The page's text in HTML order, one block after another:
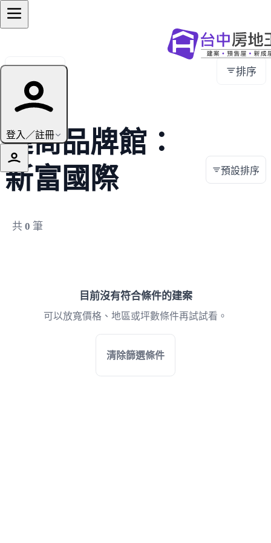
登入／註冊
排序
建商品牌館：
新富國際
共 0 筆
預設排序
目前沒有符合條件的建案
可以放寬價格、地區或坪數條件再試試看。
清除篩選條件